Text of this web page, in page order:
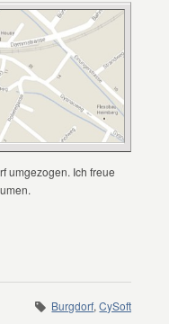
umgezogen. Ich freue
Burgdorf,CySoft